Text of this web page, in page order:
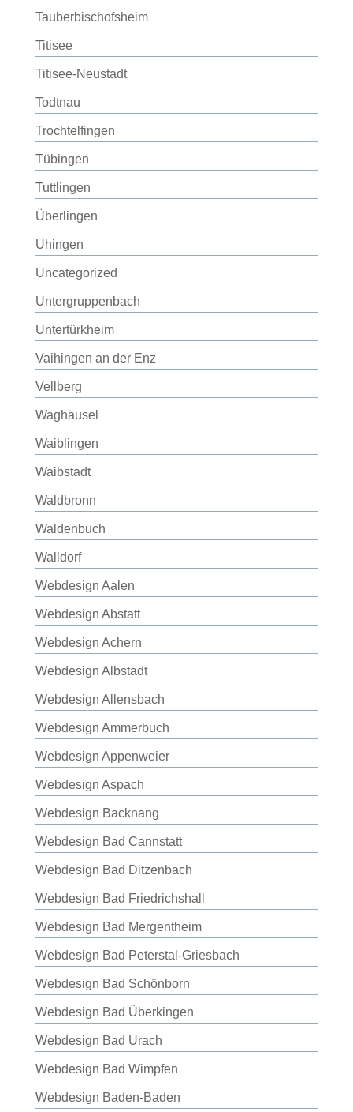
Tauberbischofsheim
Titisee
Titisee-Neustadt
Todtnau
Trochtelfingen
Tübingen
Tuttlingen
Überlingen
Uhingen
Uncategorized
Untergruppenbach
Untertürkheim
Vaihingen an der Enz
Vellberg
Waghäusel
Waiblingen
Waibstadt
Waldbronn
Waldenbuch
Walldorf
Webdesign Aalen
Webdesign Abstatt
Webdesign Achern
Webdesign Albstadt
Webdesign Allensbach
Webdesign Ammerbuch
Webdesign Appenweier
Webdesign Aspach
Webdesign Backnang
Webdesign Bad Cannstatt
Webdesign Bad Ditzenbach
Webdesign Bad Friedrichshall
Webdesign Bad Mergentheim
Webdesign Bad Peterstal-Griesbach
Webdesign Bad Schönborn
Webdesign Bad Überkingen
Webdesign Bad Urach
Webdesign Bad Wimpfen
Webdesign Baden-Baden